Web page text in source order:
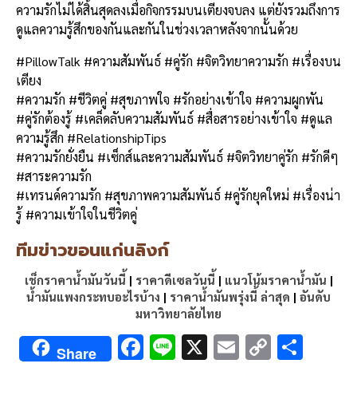
ความรักไม่ได้สิ้นสุดลงเมื่อกิจกรรมบนเตียงจบลง แต่ยังรวมถึงการ
ดูแลความรู้สึกของกันและกันในช่วงเวลาหลังจากนั้นด้วย
#PillowTalk #ความสัมพันธ์ #คู่รัก #จิตวิทยาความรัก #เรื่องบน
เตียง
#ความรัก #ชีวิตคู่ #สุขภาพใจ #รักอย่างเข้าใจ #ความผูกพัน
#คู่รักต้องรู้ #เคล็ดลับความสัมพันธ์ #สื่อสารอย่างเข้าใจ #ดูแล
ความรู้สึก #RelationshipTips
#ความรักยั่งยืน #เซ็กส์และความสัมพันธ์ #จิตวิทยาคู่รัก #รักดีๆ
#สาระความรัก
#เทรนด์ความรัก #สุขภาพความสัมพันธ์ #คู่รักยุคใหม่ #เรื่องน่า
รู้ #ความเข้าใจในชีวิตคู่
ทีมข่าวขอนแก่นลิงก์
เช็กราคาน้ำมันวันนี้ | ราคาดีเซลวันนี้ | แนวโน้มราคาน้ำมัน |
น้ำมันแพงกระทบอะไรบ้าง | ราคาน้ำมันพรุ่งนี้ ล่าสุด | อันดับ
มหาวิทยาลัยไทย
Share F Li X E C